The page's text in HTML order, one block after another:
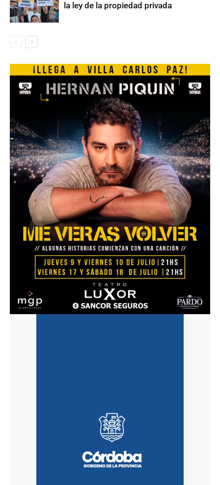
la ley de la propiedad privada